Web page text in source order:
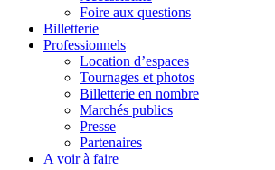
Foire aux questions
Billetterie
Professionnels
Location d’espaces
Tournages et photos
Billetterie en nombre
Marchés publics
Presse
Partenaires
A voir à faire